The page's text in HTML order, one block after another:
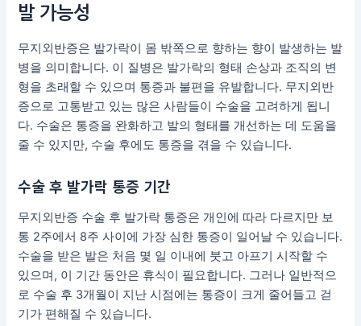
발 가능성
무지외반증은 발가락이 몸 밖쪽으로 향하는 향이 발생하는 발
병을 의미합니다. 이 질병은 발가락의 형태 손상과 조직의 변
형을 초래할 수 있으며 통증과 불편을 유발합니다. 무지외반
증으로 고통받고 있는 많은 사람들이 수술을 고려하게 됩니
다. 수술은 통증을 완화하고 발의 형태를 개선하는 데 도움을
줄 수 있지만, 수술 후에도 통증을 겪을 수 있습니다.
수술 후 발가락 통증 기간
무지외반증 수술 후 발가락 통증은 개인에 따라 다르지만 보
통 2주에서 8주 사이에 가장 심한 통증이 일어날 수 있습니다.
수술을 받은 발은 처음 몇 일 이내에 붓고 아프기 시작할 수
있으며, 이 기간 동안은 휴식이 필요합니다. 그러나 일반적으
로 수술 후 3개월이 지난 시점에는 통증이 크게 줄어들고 걷
기가 편해질 수 있습니다.